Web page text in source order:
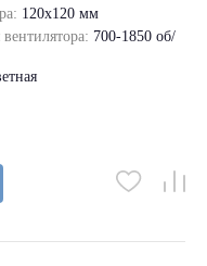
120x120 мм
700-1850 об/